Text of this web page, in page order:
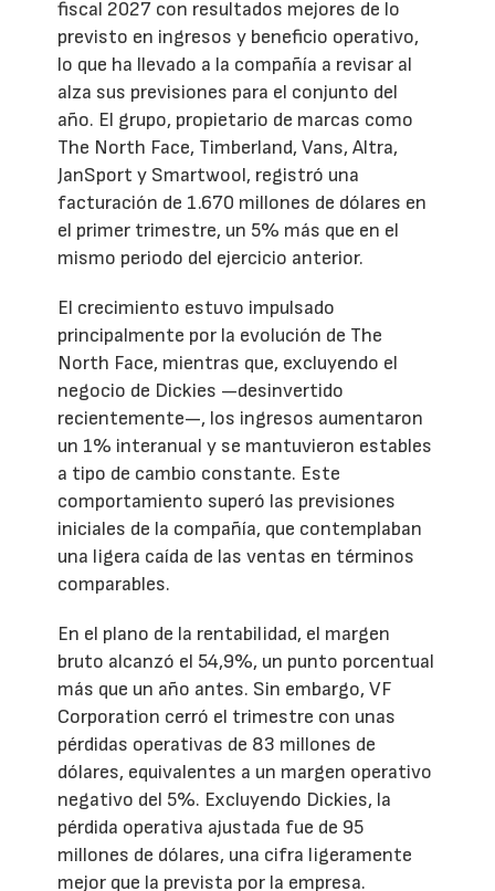
fiscal 2027 con resultados mejores de lo
previsto en ingresos y beneficio operativo,
lo que ha llevado a la compañía a revisar al
alza sus previsiones para el conjunto del
año. El grupo, propietario de marcas como
The North Face, Timberland, Vans, Altra,
JanSport y Smartwool, registró una
facturación de 1.670 millones de dólares en
el primer trimestre, un 5% más que en el
mismo periodo del ejercicio anterior.
El crecimiento estuvo impulsado
principalmente por la evolución de The
North Face, mientras que, excluyendo el
negocio de Dickies —desinvertido
recientemente—, los ingresos aumentaron
un 1% interanual y se mantuvieron estables
a tipo de cambio constante. Este
comportamiento superó las previsiones
iniciales de la compañía, que contemplaban
una ligera caída de las ventas en términos
comparables.
En el plano de la rentabilidad, el margen
bruto alcanzó el 54,9%, un punto porcentual
más que un año antes. Sin embargo, VF
Corporation cerró el trimestre con unas
pérdidas operativas de 83 millones de
dólares, equivalentes a un margen operativo
negativo del 5%. Excluyendo Dickies, la
pérdida operativa ajustada fue de 95
millones de dólares, una cifra ligeramente
mejor que la prevista por la empresa.